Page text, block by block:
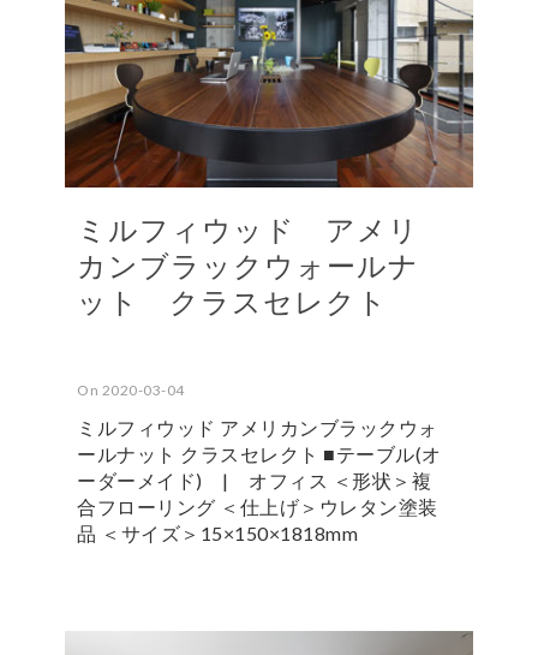
ミルフィウッド アメリ
カンブラックウォールナ
ット クラスセレクト
On 2020-03-04
ミルフィウッド アメリカンブラックウォ
ールナット クラスセレクト ■テーブル(オ
ーダーメイド) | オフィス ＜形状＞複
合フローリング ＜仕上げ＞ウレタン塗装
品 ＜サイズ＞15×150×1818mm